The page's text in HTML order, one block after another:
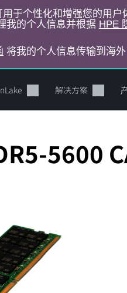
于个性化和增强您的用户
我的个人信息并根据 HPE
将我的个人信息传输到海外
解决方案
是空的
置和订购。
5600